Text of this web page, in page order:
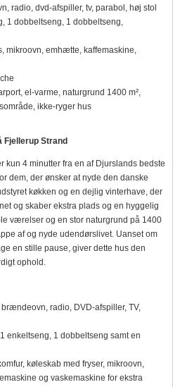
radio, dvd-afspiller, tv, parabol, høj stol
1 dobbeltseng, 1 dobbeltseng,
mikroovn, emhætte, kaffemaskine,
el-varme, naturgrund 1400 m²,
ikke-ryger hus
Strand
kun 4 minutter fra en af Djurslands bedste
dem, der ønsker at nyde den danske
køkken og en dejlig vinterhave, der
og skaber ekstra plads og en hyggelig
værelser og en stor naturgrund på 1400
af og nyde udendørslivet. Uanset om
en stille pause, giver dette hus den
ophold.
radio, DVD-afspiller, TV,
enkeltseng, 1 dobbeltseng samt en
køleskab med fryser, mikroovn,
og vaskemaskine for ekstra